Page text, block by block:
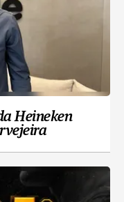
Heineken